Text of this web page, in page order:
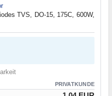
TVS, DO-15, 175C, 600W,
PRIVATKUNDE